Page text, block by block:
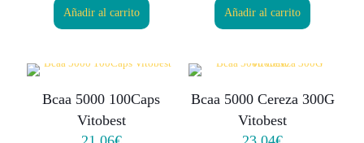
Añadir al carrito Añadir al carrito
Bcaa 5000 100Caps
Vitobest
Bcaa 5000 Cereza 300G
Vitobest